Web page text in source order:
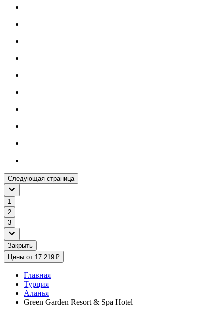
Следующая страница
1
2
3
Закрыть
Цены от 17 219 ₽
Главная
Турция
Аланья
Green Garden Resort & Spa Hotel